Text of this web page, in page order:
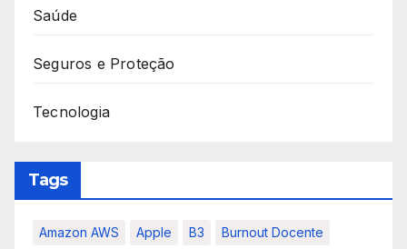
Saúde
Seguros e Proteção
Tecnologia
Tags
Amazon AWS Apple B3 Burnout Docente